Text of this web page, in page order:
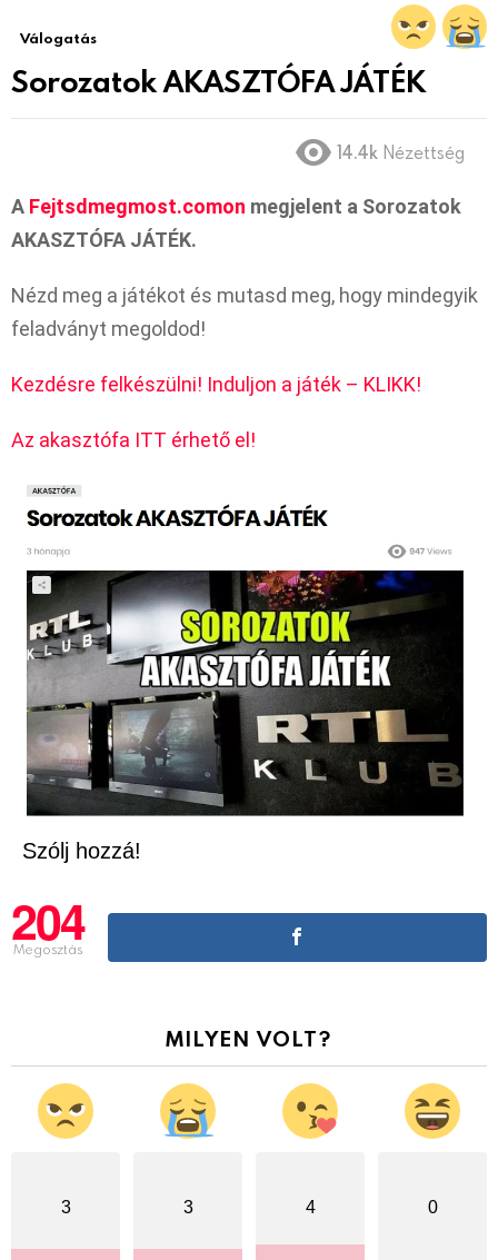
Válogatás
Sorozatok AKASZTÓFA JÁTÉK
14.4k Nézettség
A Fejtsdmegmost.comon megjelent a Sorozatok
AKASZTÓFA JÁTÉK.
Nézd meg a játékot és mutasd meg, hogy mindegyik
feladványt megoldod!
Kezdésre felkészülni! Induljon a játék – KLIKK!
Az akasztófa ITT érhető el!
Szólj hozzá!
204
Megosztás
MILYEN VOLT?
3 3 4 0